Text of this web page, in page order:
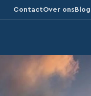
ContactOver ons Blog